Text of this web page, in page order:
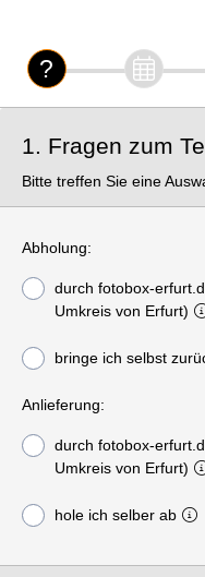
1. Fragen zum
Bitte treffen Sie eine
Abholung:
durch fotobox-
Umkreis von Erfurt)
bringe ich selbst
Anlieferung:
durch fotobox-
Umkreis von Erfurt)
hole ich selber ab